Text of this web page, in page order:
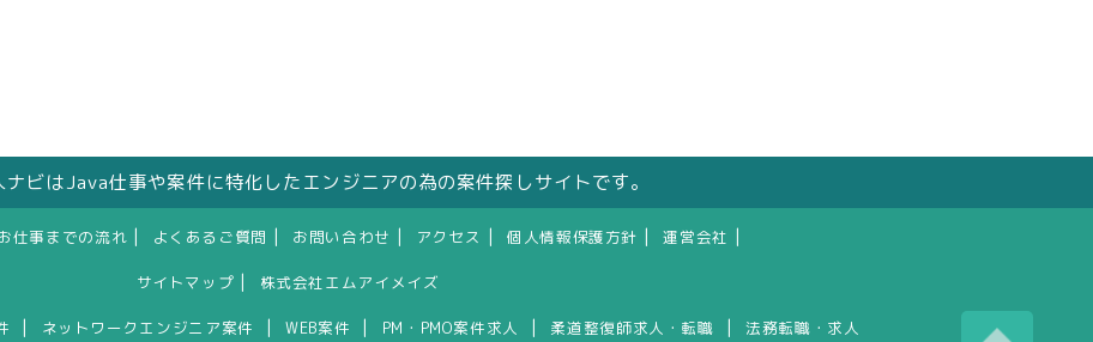
ビはJava仕事や案件に特化したエンジニアの為の案件探しサイトです。
仕事までの流れ よくあるご質問 お問い合わせ アクセス 個人情報保護方針 運営会社
サイトマップ 株式会社エムアイメイズ
ネットワークエンジニア案件 WEB案件 PM・PMO案件求人 柔道整復師求人・転職 法務転職・求人